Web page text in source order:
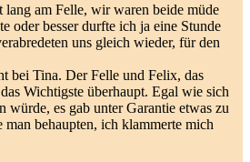
am Felle, wir waren beide müde
oder besser durfte ich ja eine Stunde
uns gleich wieder, für den
bei Tina. Der Felle und Felix, das
Wichtigste überhaupt. Egal wie sich
würde, es gab unter Garantie etwas zu
behaupten, ich klammerte mich